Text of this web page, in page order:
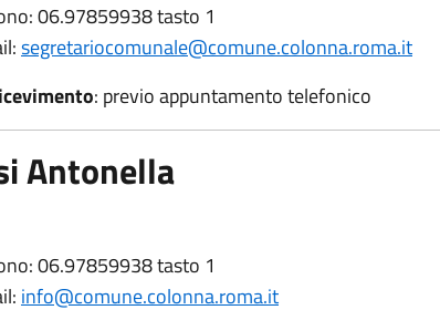
06.97859938 tasto 1
segretariocomunale@comune.colonna.roma.it
: previo appuntamento telefonico
Antonella
06.97859938 tasto 1
info@comune.colonna.roma.it